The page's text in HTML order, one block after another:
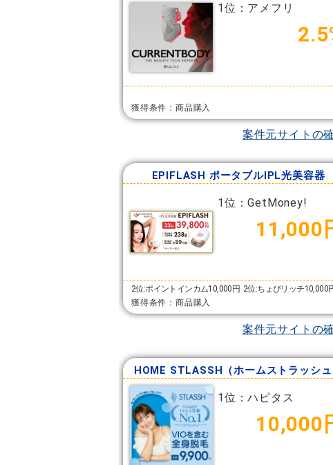
1位：アメフリ
獲得条件：商品購入
案件元サイトの
EPIFLASH ポータブルIPL光美容器
1位：GetMoney!
11,000
2位:ポイントインカム10,000円 2位:ちょびリッチ10,000
獲得条件：商品購入
案件元サイトの
HOME STLASSH（ホームストラッシュ
1位：ハピタス
10,000